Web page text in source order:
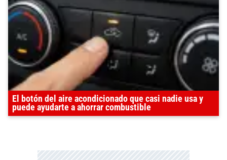
El botón del aire acondicionado que casi nadie usa y
puede ayudarte a ahorrar combustible